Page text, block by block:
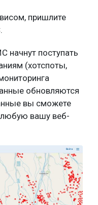
пришлите
начнут поступать
(хотспоты,
обновляются
вы сможете
любую вашу веб-